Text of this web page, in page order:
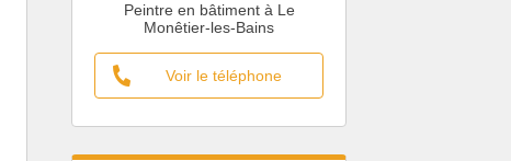
Peintre en bâtiment à Le
Monêtier-les-Bains
Voir le téléphone